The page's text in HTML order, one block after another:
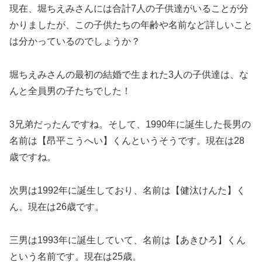
現在、堀ちえみさんには合計7人の子供達がいることが分
かりましたが、この子供たちの年齢や名前など詳しいこと
は分かっているのでしょうか？
堀ちえみさんの最初の結婚で生まれた3人の子供達は、な
んと全員男の子たちでした！
3兄弟だったんですね。そして、1990年に誕生した長男の
名前は【昂平こうへい】くんというそうです。現在は28
歳ですね。
次男は1992年に誕生しており、名前は【健汰けんた】く
ん。現在は26歳です。
三男は1993年に誕生していて、名前は【あきひろ】くん
という名前です。現在は25歳。